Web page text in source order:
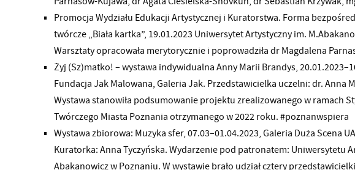
Promocja Wydziału Edukacji Artystycznej i Kuratorstwa. Forma
twórcze „Biała kartka”, 19.01.2023 Uniwersytet Artystyczny im.
Warsztaty opracowała merytorycznie i poprowadziła dr Magdalena
Żyj (Sz)matko! – wystawa indywidualna Anny Marii Brandys,
Fundacja Jak Malowana, Galeria Jak. Przedstawicielka uczelni: dr. Anna
Wystawa stanowiła podsumowanie projektu zrealizowanego w ramach
Twórczego Miasta Poznania otrzymanego w 2022 roku. #poznanwspiera
Wystawa zbiorowa: Muzyka sfer, 07.03–01.04.2023, Galeria Duża Scena
Kuratorka: Anna Tyczyńska. Wydarzenie pod patronatem: Uniwersytetu
Abakanowicz w Poznaniu. W wystawie brało udział cztery